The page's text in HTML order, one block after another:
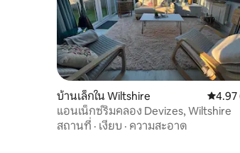
บ้านเล็กใน Wiltshire คะแน
4.97
แอนเน็กซ์ริมคลอง Devizes, Wiltshire
สถานที่ · เงียบ · ความสะอาด